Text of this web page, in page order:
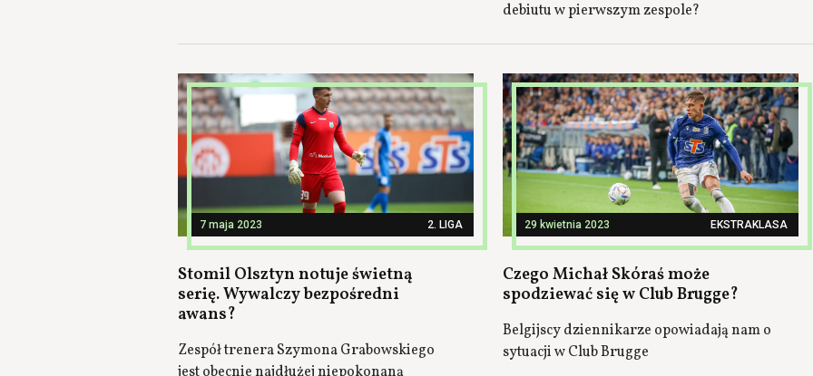
debiutu w pierwszym zespole?
7 maja 2023 2. LIGA
Stomil Olsztyn notuje świetną
serię. Wywalczy bezpośredni
awans?
Zespół trenera Szymona Grabowskiego
29 kwietnia 2023 EKSTRAKLASA
Czego Michał Skóraś może
spodziewać się w Club Brugge?
Belgijscy dziennikarze opowiadają nam o
sytuacji w Club Brugge